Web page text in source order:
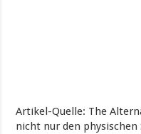
Artikel-Quelle: The
nicht nur den